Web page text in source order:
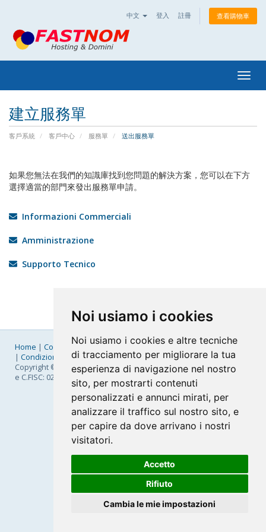
Noi usiamo i cookies
Noi usiamo i cookies e altre tecniche
di tracciamento per migliorare la tua
esperienza di navigazione nel nostro
sito, per mostrarti contenuti
personalizzati e annunci mirati, per
analizzare il traffico sul nostro sito, e
per capire da dove arrivano i nostri
visitatori.
Accetto
Rifiuto
Cambia le mie impostazioni
中文 登入 註冊 查看購物車
建立服務單
客戶系統 客戶中心 服務單 送出服務單
如果您無法在我們的知識庫找到您問題的解決方案，您可以在下方
選擇適當的部門來發出服務單申請。
Informazioni Commerciali
Amministrazione
Supporto Tecnico
Home | Company|Listino Prezzi| Pagamenti|SLA |Privacy
| Condizioni Generali|Fatturazione Elettronica|Mappa
Copyright © 2026 FastNom Planetel S.p.A. - Divisione .Cloud - P.IVA
e C.FISC: 02831630161